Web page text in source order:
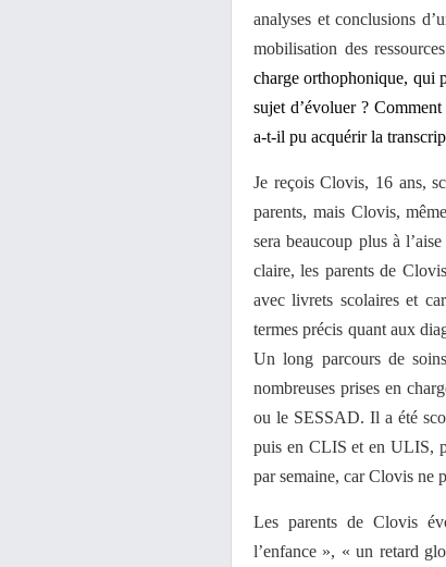
analyses et conclusions
mobilisation des
charge orthophonique, qui
sujet d’évoluer ?
a-t-il pu acquérir la
Je reçois Clovis, 16 ans,
parents, mais Clovis,
sera beaucoup plus à
claire, les parents de
avec livrets scolaires et
termes précis quant aux
Un long parcours de
nombreuses prises en
ou le SESSAD. Il a été
puis en CLIS et en ULIS,
par semaine, car Clovis ne
Les parents de Clovis
l’enfance », « un retard